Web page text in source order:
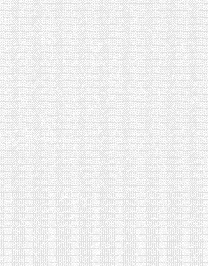
[VIDÉO] OBJECTIF POIDS SANTÉ
DES AUTRES, CE N’EST QUE LA
AUTRES
[VIDÉO] UNBOXING : LES MY
BIOTYFULL BOX DES MOIS DE
MARS 2024 FEAT. AKILA
[VIDÉO] LA SÉLECTION DU MOIS
#JANVIER2024
[VIDÉO] HELLOFRESH #34 : IDÉES
RECETTES RISOTTO